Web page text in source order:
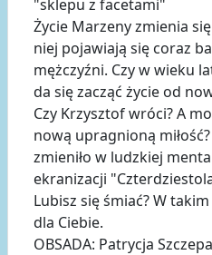
"sklepu z facetami"
Życie Marzeny zmienia
niej pojawiają się coraz
mężczyźni. Czy w wieku
da się zacząć życie od
Czy Krzysztof wróci? A
nową upragnioną
zmieniło w ludzkiej
ekranizacji
Lubisz się śmiać? W
dla Ciebie.
OBSADA: Patrycja